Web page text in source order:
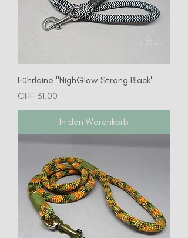
Führleine "NighGlow Strong Black"
Preis
CHF 31.00
In den Warenkorb